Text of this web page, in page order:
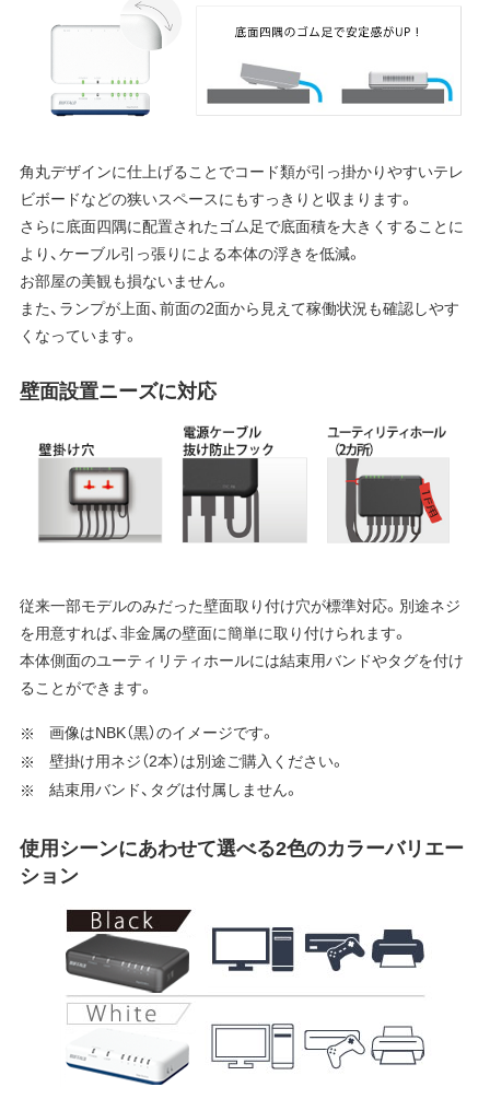
角丸デザインに仕上げることでコード類が引っ掛かりやすいテレ
ビボードなどの狭いスペースにもすっきりと収まります。
さらに底面四隅に配置されたゴム足で底面積を大きくすることに
より、ケーブル引っ張りによる本体の浮きを低減。
お部屋の美観も損ないません。
また、ランプが上面、前面の2面から見えて稼働状況も確認しやす
くなっています。
壁面設置ニーズに対応
従来一部モデルのみだった壁面取り付け穴が標準対応。別途ネジ
を用意すれば、非金属の壁面に簡単に取り付けられます。
本体側面のユーティリティホールには結束用バンドやタグを付け
ることができます。
画像はNBK（黒）のイメージです。
壁掛け用ネジ（2本）は別途ご購入ください。
結束用バンド、タグは付属しません。
使用シーンにあわせて選べる2色のカラーバリエー
ション